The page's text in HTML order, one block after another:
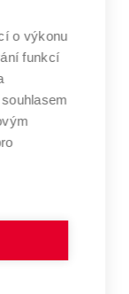
o výkonu
funkcí